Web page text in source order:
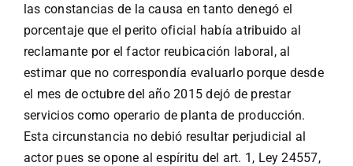
las constancias de la causa en tanto denegó el
porcentaje que el perito oficial había atribuido al
reclamante por el factor reubicación laboral, al
estimar que no correspondía evaluarlo porque desde
el mes de octubre del año 2015 dejó de prestar
servicios como operario de planta de producción.
Esta circunstancia no debió resultar perjudicial al
actor pues se opone al espíritu del art. 1, Ley 24557,